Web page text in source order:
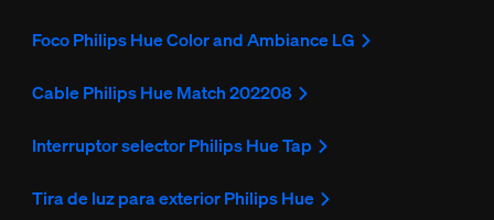
Foco Philips Hue Color and Ambiance LG
Cable Philips Hue Match 202208
Interruptor selector Philips Hue Tap
Tira de luz para exterior Philips Hue